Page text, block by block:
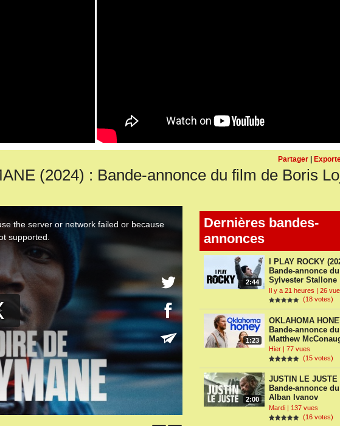
Partager |
(2024) : Bande-annonce du film de Boris
Dernières bandes-
annonces
2:44
I PLAY ROCKY
Bande-annonce
Sylvester Stallone
Il y a 21 heures | 26
(18 votes)
1:23
OKLAHOMA
Bande-annonce
Matthew
Hier | 77 vues
(15 votes)
2:00
JUSTIN LE JUSTE
Bande-annonce
Alban Ivanov
Mardi | 137 vues
(16 votes)